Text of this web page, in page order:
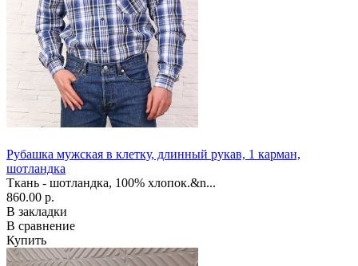
Рубашка мужская в клетку, длинный рукав, 1 карман,
шотландка
Ткань - шотландка, 100% хлопок.&n...
860.00 р.
В закладки
В сравнение
Купить